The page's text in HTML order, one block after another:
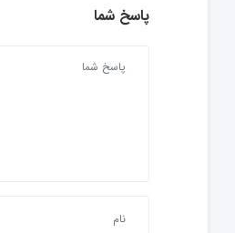
پاسخ شما